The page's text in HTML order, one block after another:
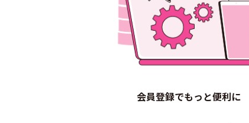
会員登録でもっと便利に